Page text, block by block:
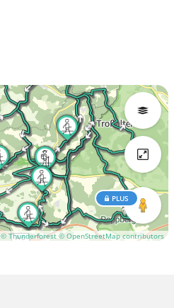
© Thunderforest © OpenStreetMap contributors
PLUS